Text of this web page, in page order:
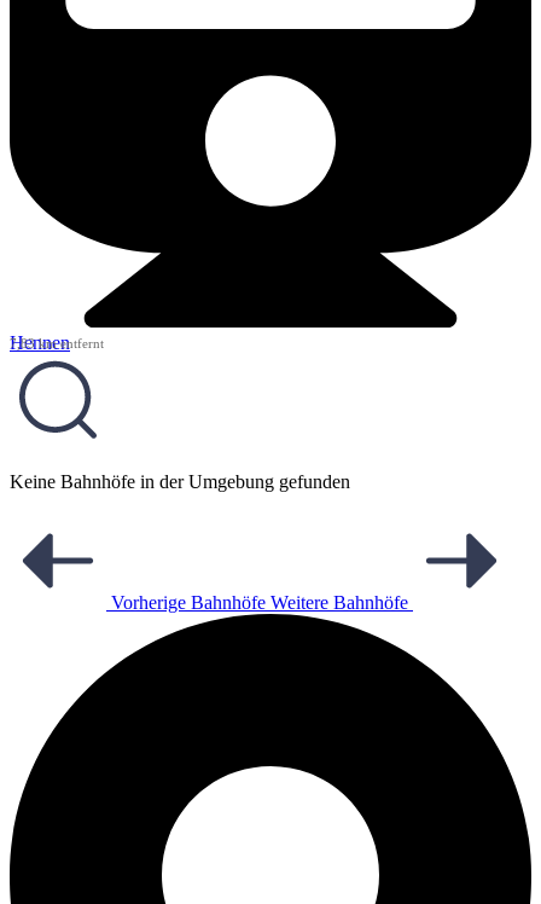
Hennen
7,83 km entfernt
Keine Bahnhöfe in der Umgebung gefunden
Vorherige Bahnhöfe Weitere Bahnhöfe